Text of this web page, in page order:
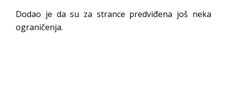
Dodao je da su za strance predviđena još neka
ograničenja.